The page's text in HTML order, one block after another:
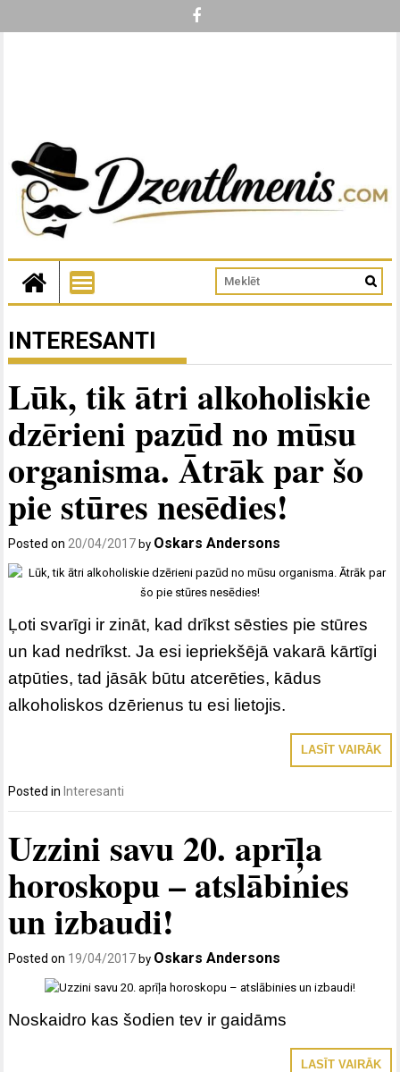
INTERESANTI
Lūk, tik ātri alkoholiskie
dzērieni pazūd no mūsu
organisma. Ātrāk par šo
pie stūres nesēdies!
Posted on20/04/2017 by Oskars Andersons
Ļoti svarīgi ir zināt, kad drīkst sēsties pie stūres
un kad nedrīkst. Ja esi iepriekšējā vakarā kārtīgi
atpūties, tad jāsāk būtu atcerēties, kādus
alkoholiskos dzērienus tu esi lietojis.
LASĪT VAIRĀK
Posted in Interesanti
Uzzini savu 20. aprīļa
horoskopu – atslābinies
un izbaudi!
Posted on 19/04/2017 by Oskars Andersons
Noskaidro kas šodien tev ir gaidāms
LASĪT VAIRĀK